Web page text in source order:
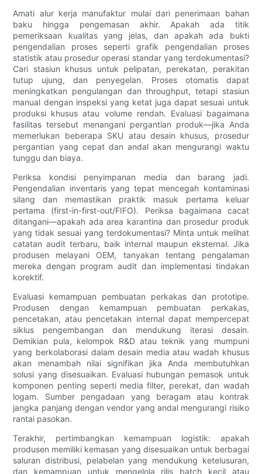
Amati alur kerja manufaktur mulai dari penerimaan bahan
baku hingga pengemasan akhir. Apakah ada titik
pemeriksaan kualitas yang jelas, dan apakah ada bukti
pengendalian proses seperti grafik pengendalian proses
statistik atau prosedur operasi standar yang terdokumentasi?
Cari stasiun khusus untuk pelipatan, perekatan, perakitan
tutup ujung, dan penyegelan. Proses otomatis dapat
meningkatkan pengulangan dan throughput, tetapi stasiun
manual dengan inspeksi yang ketat juga dapat sesuai untuk
produksi khusus atau volume rendah. Evaluasi bagaimana
fasilitas tersebut menangani pergantian produk—jika Anda
memerlukan beberapa SKU atau desain khusus, prosedur
pergantian yang cepat dan andal akan mengurangi waktu
tunggu dan biaya.
Periksa kondisi penyimpanan media dan barang jadi.
Pengendalian inventaris yang tepat mencegah kontaminasi
silang dan memastikan praktik masuk pertama keluar
pertama (first-in-first-out/FIFO). Periksa bagaimana cacat
ditangani—apakah ada area karantina dan prosedur produk
yang tidak sesuai yang terdokumentasi? Minta untuk melihat
catatan audit terbaru, baik internal maupun eksternal. Jika
produsen melayani OEM, tanyakan tentang pengalaman
mereka dengan program audit dan implementasi tindakan
korektif.
Evaluasi kemampuan pembuatan perkakas dan prototipe.
Produsen dengan kemampuan pembuatan perkakas,
pencetakan, atau pencetakan internal dapat mempercepat
siklus pengembangan dan mendukung iterasi desain.
Demikian pula, kelompok R&D atau teknik yang mumpuni
yang berkolaborasi dalam desain media atau wadah khusus
akan menambah nilai signifikan jika Anda membutuhkan
solusi yang disesuaikan. Evaluasi hubungan pemasok untuk
komponen penting seperti media filter, perekat, dan wadah
logam. Sumber pengadaan yang beragam atau kontrak
jangka panjang dengan vendor yang andal mengurangi risiko
rantai pasokan.
Terakhir, pertimbangkan kemampuan logistik: apakah
produsen memiliki kemasan yang disesuaikan untuk berbagai
saluran distribusi, pelabelan yang mendukung ketelusuran,
dan kemampuan untuk mengelola rilis batch kecil atau